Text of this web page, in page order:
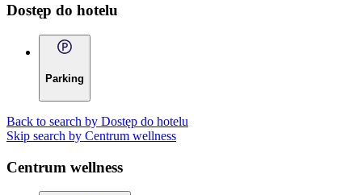
Dostęp do hotelu
Parking
Back to search by Dostęp do hotelu
Skip search by Centrum wellness
Centrum wellness